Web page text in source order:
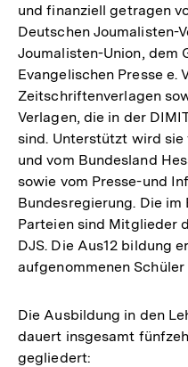
und finanziell getragen
Deutschen Joumalisten-
Joumalisten-Union, dem
Evangelischen Presse e.
Zeitschriftenverlagen
Verlagen, die in der
sind. Unterstützt wird
und vom Bundesland
sowie vom Presse-und
Bundesregierung. Die
Parteien sind Mitglieder
DJS. Die Aus12 bildung
aufgenommenen
Die Ausbildung in den
dauert insgesamt
gegliedert: